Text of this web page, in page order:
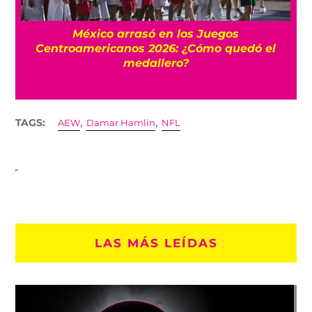
México arrasó en los Juegos
Centroamericanos 2026: ¿Cómo quedó el
medallero?
TAGS: AEW, Damar Hamlin, NFL
LAS MÁS LEÍDAS